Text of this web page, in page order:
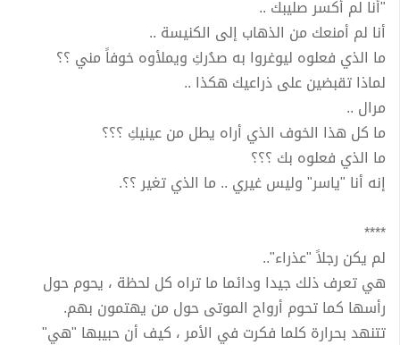
"أنا لم أكسر صليبك ..
أنا لم أمنعك من الذهاب إلى الكنيسة ..
ما الذي فعلوه ليوغروا به صدُركِ ويملأوه خوفاً مني ؟؟
لماذا تقبضين على ذراعيك هكذا ..
مرال ..
ما كل هذا الخوف الذي أراه يطل من عينيكِ ؟؟؟
ما الذي فعلوه بك ؟؟؟
إنه أنا "ياسر" وليس غيري .. ما الذي تغير ؟؟.
****
لم يكن رجلاً "عذراء"..
هي تعرف ذلك جيدا ودائما ما تراه كل لحظة ، يحوم حول
رأسها كما تحوم أرواح الموتى حول من يهتمون بهم.
تتنهد بحرارة كلما فكرت في الأمر ، كيف أن حبيبها "هي"